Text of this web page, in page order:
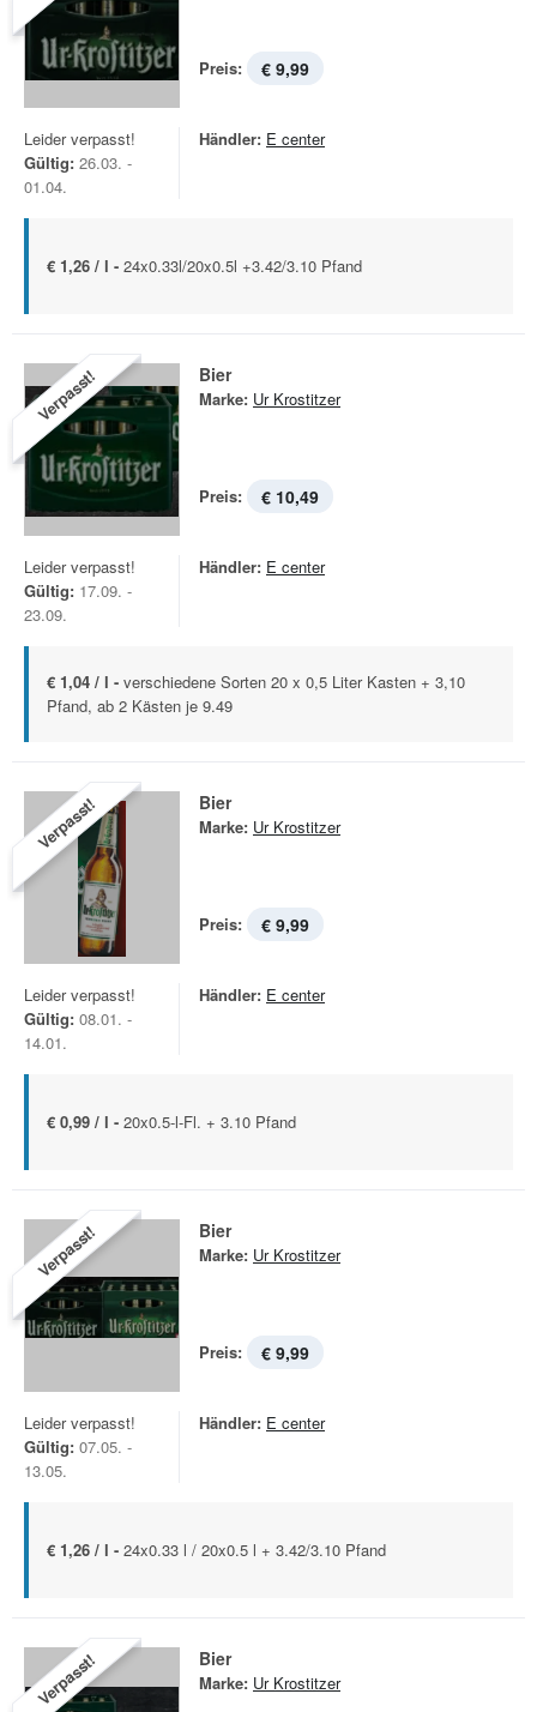
Preis: € 9,99
Leider verpasst!
Gültig: 26.03. -
01.04.
Händler: E center
€ 1,26 / l - 24x0.33l/20x0.5l +3.42/3.10 Pfand
Verpasst! Bier
Marke: Ur Krostitzer
Preis: € 10,49
Leider verpasst!
Gültig: 17.09. -
23.09.
Händler: E center
€ 1,04 / l - verschiedene Sorten 20 x 0,5 Liter Kasten + 3,10
Pfand, ab 2 Kästen je 9.49
Verpasst! Bier
Marke: Ur Krostitzer
Preis: € 9,99
Leider verpasst!
Gültig: 08.01. -
14.01.
Händler: E center
€ 0,99 / l - 20x0.5-l-Fl. + 3.10 Pfand
Verpasst! Bier
Marke: Ur Krostitzer
Preis: € 9,99
Leider verpasst!
Gültig: 07.05. -
13.05.
Händler: E center
€ 1,26 / l - 24x0.33 l / 20x0.5 l + 3.42/3.10 Pfand
Verpasst! Bier
Marke: Ur Krostitzer